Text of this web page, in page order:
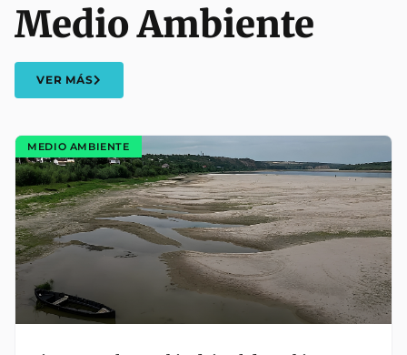
Medio Ambiente
VER MÁS
MEDIO AMBIENTE